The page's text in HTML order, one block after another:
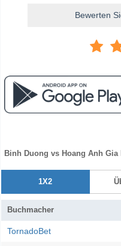
Bewerten
Binh Duong vs Hoang Anh Gia
1X2
Buchmacher
TornadoBet